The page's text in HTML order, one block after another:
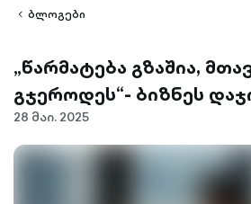
ბლოგები
„წარმატება გზაშია,
გჯეროდეს“- ბიზნეს
28 მაი. 2025